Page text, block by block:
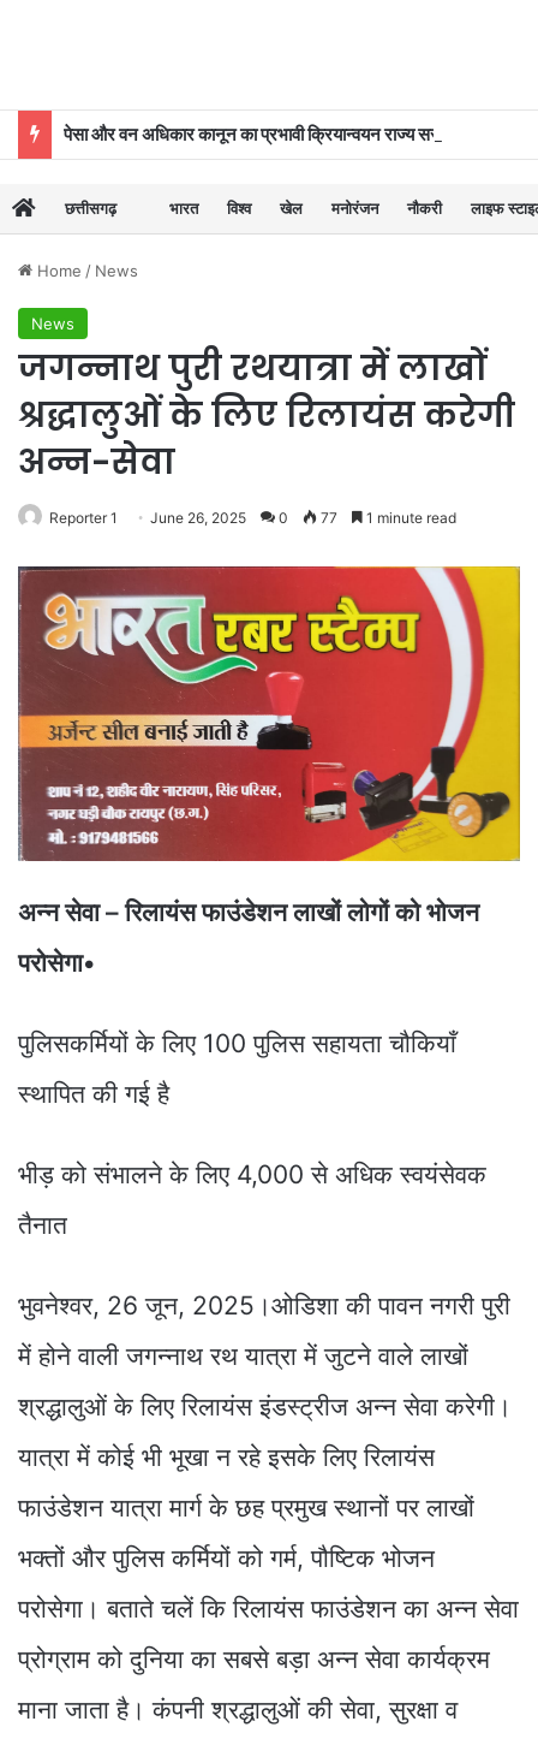
छत्तीसगढ़ भारत विश्व खेल मनोरंजन नौकरी लाइफ
Home / News
News
जगन्नाथ पुरी रथयात्रा में लाखों
श्रद्धालुओं के लिए रिलायंस करेगी
अन्न-सेवा
Reporter 1 June 26, 2025 0 77 1 minute read
अन्न सेवा – रिलायंस फाउंडेशन लाखों लोगों को भोजन
परोसेगा•
पुलिसकर्मियों के लिए 100 पुलिस सहायता चौकियाँ
स्थापित की गई है
भीड़ को संभालने के लिए 4,000 से अधिक स्वयंसेवक
तैनात
भुवनेश्वर, 26 जून, 2025।ओडिशा की पावन नगरी पुरी
में होने वाली जगन्नाथ रथ यात्रा में जुटने वाले लाखों
श्रद्धालुओं के लिए रिलायंस इंडस्ट्रीज अन्न सेवा करेगी।
यात्रा में कोई भी भूखा न रहे इसके लिए रिलायंस
फाउंडेशन यात्रा मार्ग के छह प्रमुख स्थानों पर लाखों
भक्तों और पुलिस कर्मियों को गर्म, पौष्टिक भोजन
परोसेगा। बताते चलें कि रिलायंस फाउंडेशन का अन्न सेवा
प्रोग्राम को दुनिया का सबसे बड़ा अन्न सेवा कार्यक्रम
माना जाता है। कंपनी श्रद्धालुओं की सेवा, सुरक्षा व